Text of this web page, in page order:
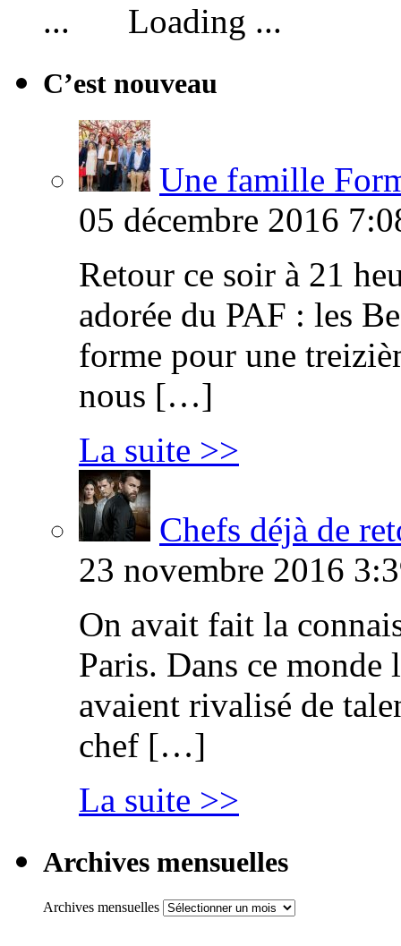
Loading ...
C’est nouveau
Une famille
05 décembre 2016
Retour ce soir à 21
adorée du PAF : les
forme pour une
nous […]
La suite >>
Chefs déjà de
23 novembre 2016
On avait fait la
Paris. Dans ce
avaient rivalisé de
chef […]
La suite >>
Archives mensuelles
Archives mensuelles